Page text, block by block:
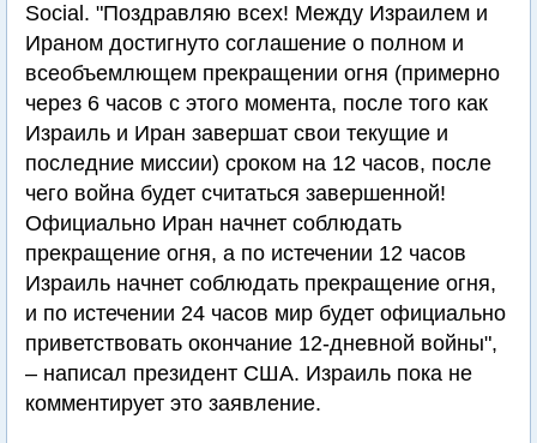
Social. "Поздравляю всех! Между Израилем и
Ираном достигнуто соглашение о полном и
всеобъемлющем прекращении огня (примерно
через 6 часов с этого момента, после того как
Израиль и Иран завершат свои текущие и
последние миссии) сроком на 12 часов, после
чего война будет считаться завершенной!
Официально Иран начнет соблюдать
прекращение огня, а по истечении 12 часов
Израиль начнет соблюдать прекращение огня,
и по истечении 24 часов мир будет официально
приветствовать окончание 12-дневной войны",
– написал президент США. Израиль пока не
комментирует это заявление.